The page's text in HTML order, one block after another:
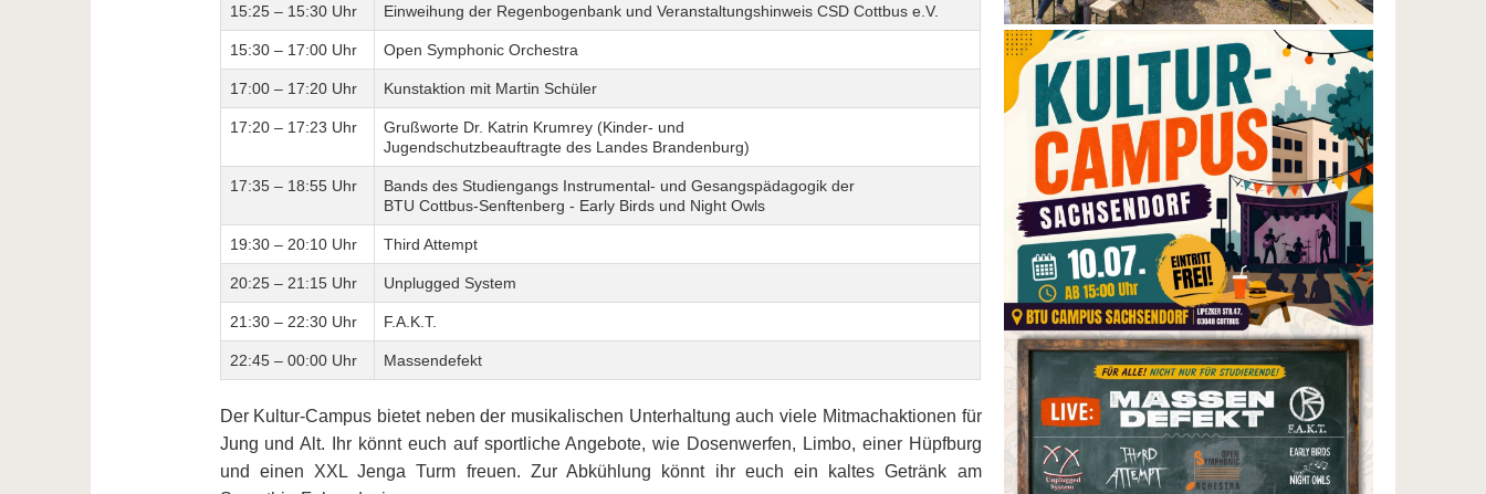
15:25 – 15:30 Uhr Einweihung der Regenbogenbank und Veranstaltungshinweis CSD Cottbus e.V.
15:30 – 17:00 Uhr Open Symphonic Orchestra
17:00 – 17:20 Uhr Kunstaktion mit Martin Schüler
17:20 – 17:23 Uhr
Grußworte Dr. Katrin Krumrey (Kinder- und
Jugendschutzbeauftragte des Landes Brandenburg)
17:35 – 18:55 Uhr
Bands des Studiengangs Instrumental- und Gesangspädagogik der
BTU Cottbus-Senftenberg - Early Birds und Night Owls
19:30 – 20:10 Uhr Third Attempt
20:25 – 21:15 Uhr Unplugged System
21:30 – 22:30 Uhr F.A.K.T.
22:45 – 00:00 Uhr Massendefekt
Der Kultur-Campus bietet neben der musikalischen Unterhaltung auch viele Mitmachaktionen für
Jung und Alt. Ihr könnt euch auf sportliche Angebote, wie Dosenwerfen, Limbo, einer Hüpfburg
und einen XXL Jenga Turm freuen. Zur Abkühlung könnt ihr euch ein kaltes Getränk am